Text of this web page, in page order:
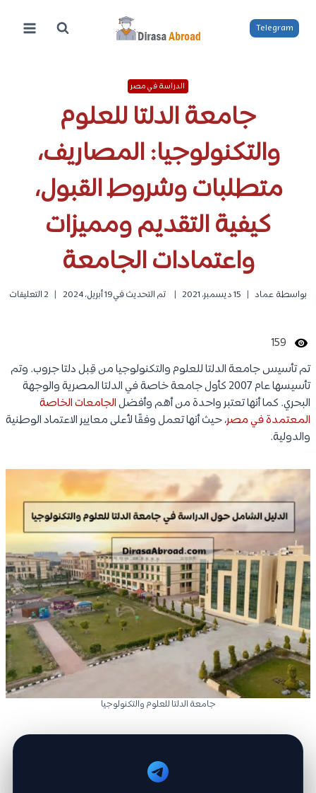
المحتوى
Telegram
الدراسة في مصر
جامعة الدلتا للعلوم
والتكنولوجيا: المصاريف،
متطلبات وشروط القبول،
كيفية التقديم ومميزات
واعتمادات الجامعة
بواسطة عماد 15 ديسمبر، 2021 تم التحديث في19 أبريل، 2024 2 التعليقات
159
تم تأسيس جامعة الدلتا للعلوم والتكنولوجيا من قِبل دلتا جروب. وتم
تأسيسها عام 2007 كأول جامعة خاصة في الدلتا المصرية والوجهة
البحري. كما أنها تعتبر واحدة من أهم وأفضلالجامعات الخاصة
المعتمدة في مصر، حيث أنها تعمل وفقًا لأعلى معايير الاعتماد الوطنية
والدولية.
جامعة الدلتا للعلوم والتكنولوجيا